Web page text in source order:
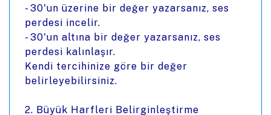
- 30'un üzerine bir değer yazarsanız, ses
perdesi incelir.
- 30'un altına bir değer yazarsanız, ses
perdesi kalınlaşır.
Kendi tercihinize göre bir değer
belirleyebilirsiniz.
2. Büyük Harfleri Belirginleştirme